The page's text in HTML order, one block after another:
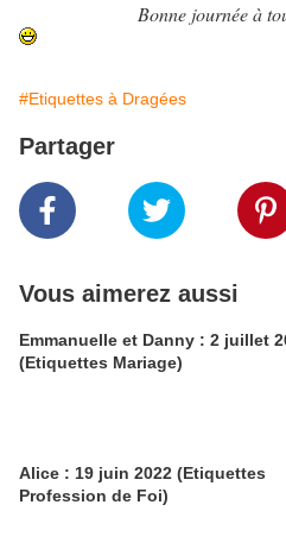
Bonne journée à
#Etiquettes à Dragées
Partager
Vous aimerez aussi
Emmanuelle et Danny : 2 juillet
(Etiquettes Mariage)
Alice : 19 juin 2022 (Etiquettes
Profession de Foi)